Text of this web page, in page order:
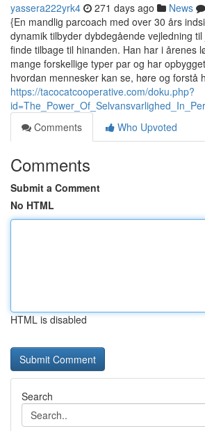
yassera222yrk4 271 days ago News
{En mandlig parcoach med over 30 års
dynamik tilbyder dybdegående vejledning
finde tilbage til hinanden. Han har i årenes
mange forskellige typer par og har
hvordan mennesker kan se, høre og forstå
https://tacocatcooperative.com/doku.php?
Comments
Who Upvoted
Comments
Submit a Comment
No HTML
HTML is disabled
Search